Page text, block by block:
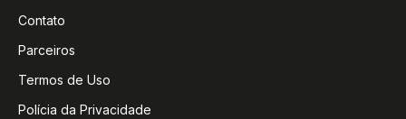
Contato
Parceiros
Termos de Uso
Polícia da Privacidade